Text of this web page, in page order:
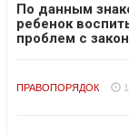
По данным
ребенок
проблем с
ПРАВОПОРЯДОК